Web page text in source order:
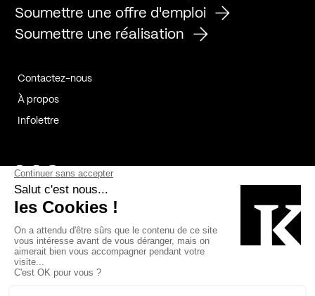
Soumettre une offre d'emploi
Soumettre une réalisation
Contactez-nous
À propos
Infolettre
Page Facebook de Kollectif
Page Instagram de Kollectif
Page Linkedin de Kollectif
Bâtiment-Durable-Québec-1
Esquisses-1